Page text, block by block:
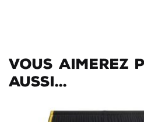
Vous aimerez
aussi...